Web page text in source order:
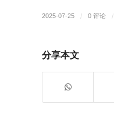
2025-07-25 / 0 评论 /
分享本文